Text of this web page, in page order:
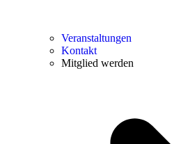
Veranstaltungen
Kontakt
Mitglied werden